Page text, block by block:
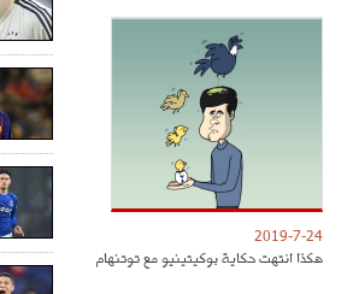
2019-7-24
هكذا انتهت حكاية بوكيتينيو مع توتنهام